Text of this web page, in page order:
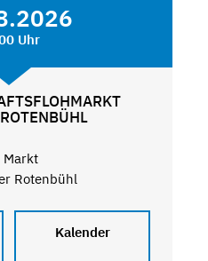
Uhr
Markt
Rotenbühl
Kalender